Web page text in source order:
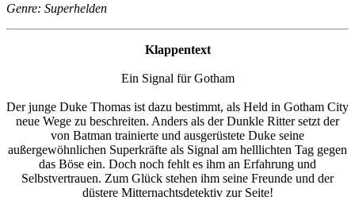
Genre: Superhelden
Klappentext
Ein Signal für Gotham
Der junge Duke Thomas ist dazu bestimmt, als Held in Gotham City
neue Wege zu beschreiten. Anders als der Dunkle Ritter setzt der
von Batman trainierte und ausgerüstete Duke seine
außergewöhnlichen Superkräfte als Signal am helllichten Tag gegen
das Böse ein. Doch noch fehlt es ihm an Erfahrung und
Selbstvertrauen. Zum Glück stehen ihm seine Freunde und der
düstere Mitternachtsdetektiv zur Seite!